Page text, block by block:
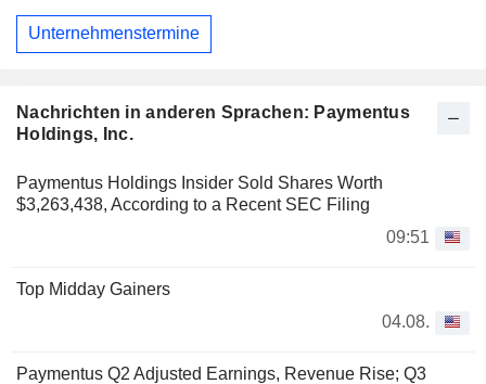
Nachrichten in anderen Sprachen: Paymentus
Holdings, Inc.
Paymentus Holdings Insider Sold Shares Worth
$3,263,438, According to a Recent SEC Filing
09:51
Top Midday Gainers
04.08.
Paymentus Q2 Adjusted Earnings, Revenue Rise; Q3
Unternehmenstermine